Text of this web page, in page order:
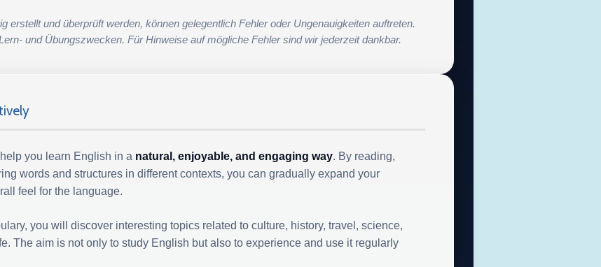
erstellt und überprüft werden, können gelegentlich Fehler oder Ungenauigkeiten auftreten.
und Übungszwecken. Für Hinweise auf mögliche Fehler sind wir jederzeit dankbar.
you learn English in a natural, enjoyable, and engaging way. By reading,
words and structures in different contexts, you can gradually expand your
feel for the language.
you will discover interesting topics related to culture, history, travel, science,
The aim is not only to study English but also to experience and use it regularly